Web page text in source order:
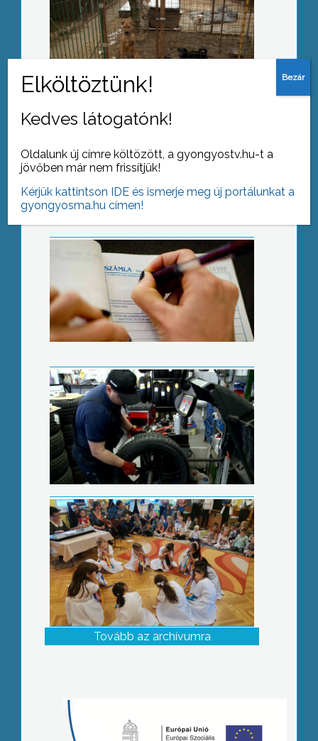
Gábor úton
Fiktív számlákkal keresett több
Mélyen a zsebébe kell nyúlnia aki új
gumikat venne
Tündéreket avattak
Tovább az archívumra
Kedves látogatónk!
Oldalunk új címre költözött, a gyongyostv.hu-t a
jövőben már nem frissítjük!
Kérjük kattintson IDE és ismerje meg új portálunkat a
gyongyosma.hu címen!